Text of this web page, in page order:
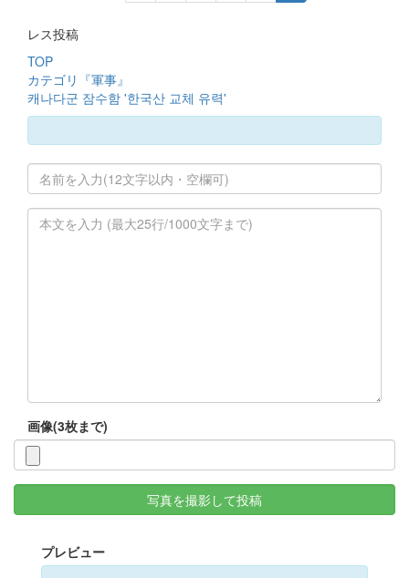
レス投稿
TOP
カテゴリ『軍事』
캐나다군 잠수함 '한국산 교체 유력'
画像(3枚まで)
写真を撮影して投稿
プレビュー